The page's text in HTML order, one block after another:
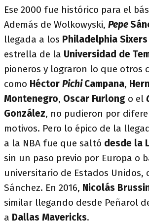
Ese 2000 fue histórico para el
Además de Wolkowyski, Pepe
llegada a los Philadelphia Sixers
estrella de la Universidad de
pioneros y lograron lo que otros
como Héctor PichiCampana,
Montenegro, Oscar Furlong o el
González, no pudieron por
motivos. Pero lo épico de la
a la NBA fue que saltó desde la
sin un paso previo por Europa o
universitario de Estados Unidos,
Sánchez. En 2016, Nicolás
similar llegando desde Peñarol
a Dallas Mavericks.